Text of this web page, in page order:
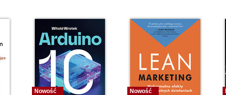
Nowość
Nowość